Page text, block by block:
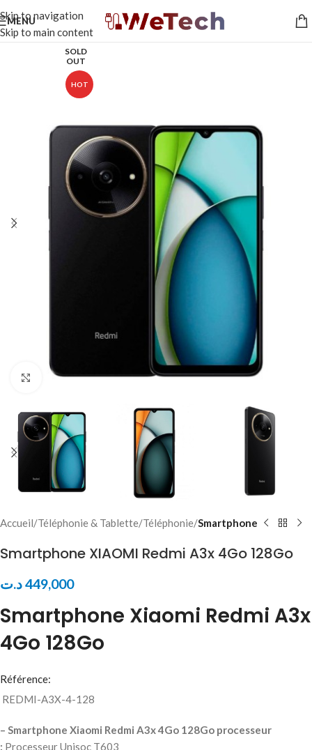
Skip to navigation
Skip to main content
MENU
SOLD
OUT
HOT
Click to enlarge
Accueil Téléphonie & Tablette Téléphonie Smartphone
Smartphone XIAOMI Redmi A3x 4Go 128Go
449,000د.ت
Smartphone Xiaomi Redmi A3x
4Go 128Go
Référence:
REDMI-A3X-4-128
– Smartphone Xiaomi Redmi A3x4Go 128Go processeur
: Processeur Unisoc T603